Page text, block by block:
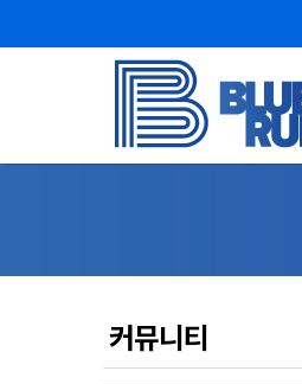
커뮤니티